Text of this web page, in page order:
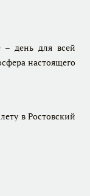
– день для всей
настоящего
в Ростовский